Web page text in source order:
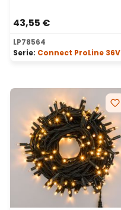
43,55 €
LP78564
Serie: Connect ProLine 36V